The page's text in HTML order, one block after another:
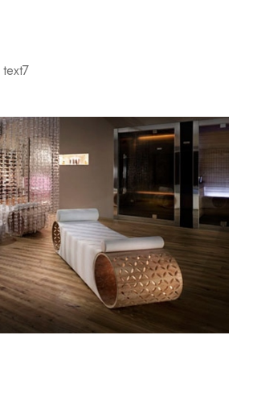
ponúka
do domácnosti
„Star Lit“ je návrhom spoločnosti
vyžarujú do miestnosti veľkorysú